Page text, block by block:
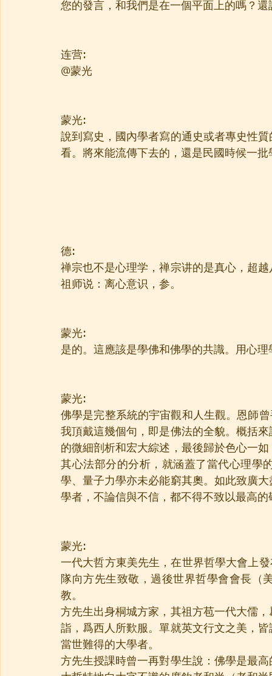
您的發言，和我們是在一個平面上的嗎？還
连营:
@蒙光
蒙光:
說到寫史，國內學者寫的通史或者專史性
看。將來能流傳下去的，還是民國時候一批
德:
禅宗也不是心理学，禅宗讲的是真心，超
祖师说：离心意识，参。
蒙光:
是的。這應該是學佛和佛學的共識。用心
蒙光:
佛學是完整系統的宇宙觀和人生觀。恩師
我頂戴這幾個句，即是佛法的全貌。概括
的微細剖析和宏大綜述，最後歸於色心一
其心法部分的分析，就涵蓋了當代心理學
學、量子力學亦未必能窮其奧。如此致廣
學者，不論信與不信，都不得不致以最高的
蒙光:
一代大哲方東美先生，在世界哲學大會上
隊向方先生致敬，過後世界哲學會會長（
教。
方先生出身桐城方家，其祖方苞一代大儒
詣，爲西人所歎服。單就英文行文之美，
當世難得的大學者。
方先生授課時曾一再對學生說：佛學是最